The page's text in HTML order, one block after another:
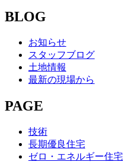
BLOG
お知らせ
スタッフブログ
土地情報
最新の現場から
PAGE
技術
長期優良住宅
ゼロ・エネルギー住宅